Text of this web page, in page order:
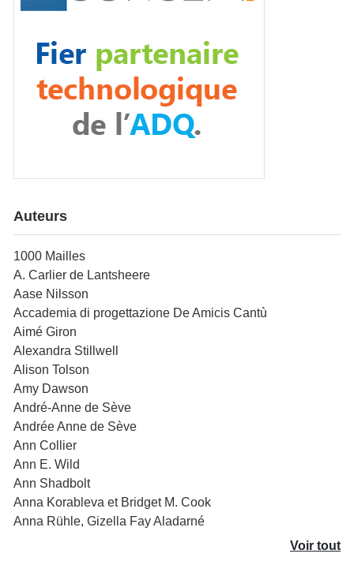
Auteurs
1000 Mailles
A. Carlier de Lantsheere
Aase Nilsson
Accademia di progettazione De Amicis Cantù
Aimé Giron
Alexandra Stillwell
Alison Tolson
Amy Dawson
André-Anne de Sève
Andrée Anne de Sève
Ann Collier
Ann E. Wild
Ann Shadbolt
Anna Korableva et Bridget M. Cook
Anna Rühle, Gizella Fay Aladarné
Voir tout